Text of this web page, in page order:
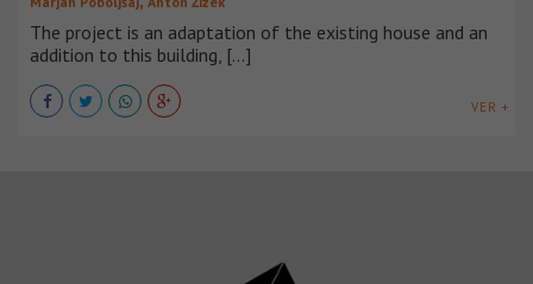
The project is an adaptation of the existing house and an
addition to this building, [...]
VER +